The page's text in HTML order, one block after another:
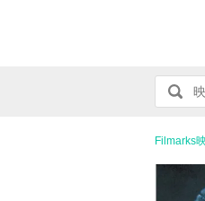
Filmarks